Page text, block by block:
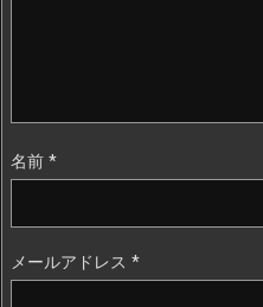
名前 *
メールアドレス *